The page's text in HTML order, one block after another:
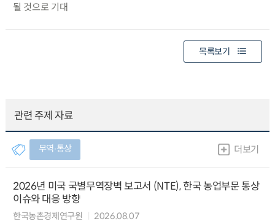
될 것으로 기대
목록보기
관련 주제 자료
무역∙통상 더보기
2026년 미국 국별무역장벽 보고서 (NTE), 한국 농업부문 통상
이슈와 대응 방향
한국농촌경제연구원 2026.08.07